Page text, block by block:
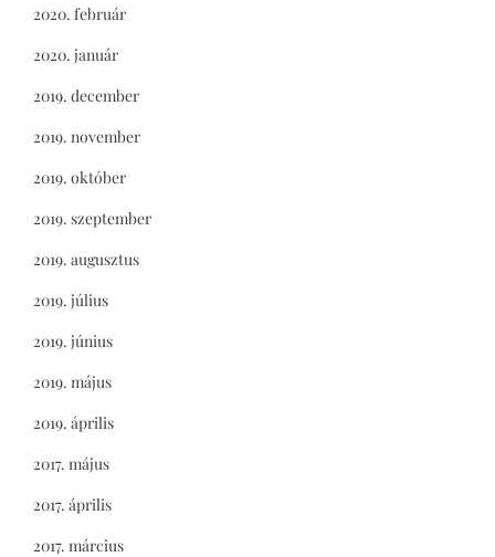
2020. február
2020. január
2019. december
2019. november
2019. október
2019. szeptember
2019. augusztus
2019. július
2019. június
2019. május
2019. április
2017. május
2017. április
2017. március